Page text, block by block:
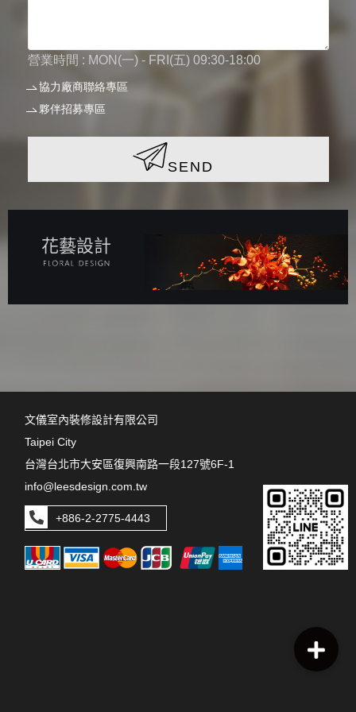
營業時間 : MON(一) - FRI(五) 09:30-18:00
協力廠商聯絡專區
夥伴招募專區
SEND
花藝設計
文儀室內裝修設計有限公司
Taipei City
台灣台北市大安區復興南路一段127號6F-1
info@leesdesign.com.tw
+886-2-2775-4443